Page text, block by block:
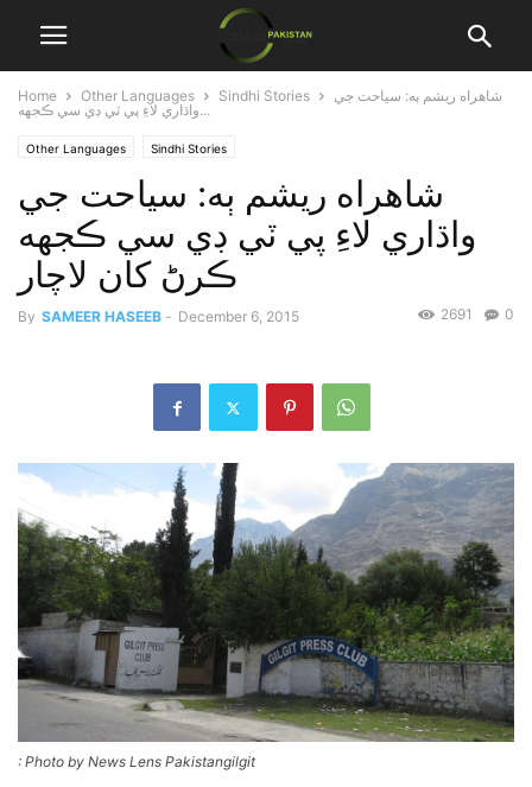
Home Other Languages Sindhi Stories
شاهراه ريشم ٻه: سياحت جي
واڌاري لاءِ پي ٽي ڊي سي ڪجهه...
Other Languages Sindhi Stories
شاهراه ريشم ٻه: سياحت جي
واڌاري لاءِ پي ٽي ڊي سي ڪجهه
ڪرڻ کان لاچار
By SAMEER HASEEB - December 6, 2015 0
2691
: Photo by News Lens Pakistangilgit